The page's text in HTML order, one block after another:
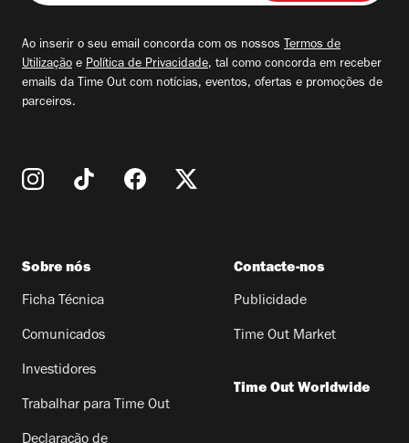
seu
Ao inserir o seu email concorda com os nossos Termos de
Utilização e Política de Privacidade, tal como concorda em receber
emails da Time Out com notícias, eventos, ofertas e promoções de
parceiros.
Sobre nós
Ficha Técnica
Comunicados
Investidores
Trabalhar para Time Out
Declaração de
Contacte-nos
Publicidade
Time Out Market
Time Out Worldwide